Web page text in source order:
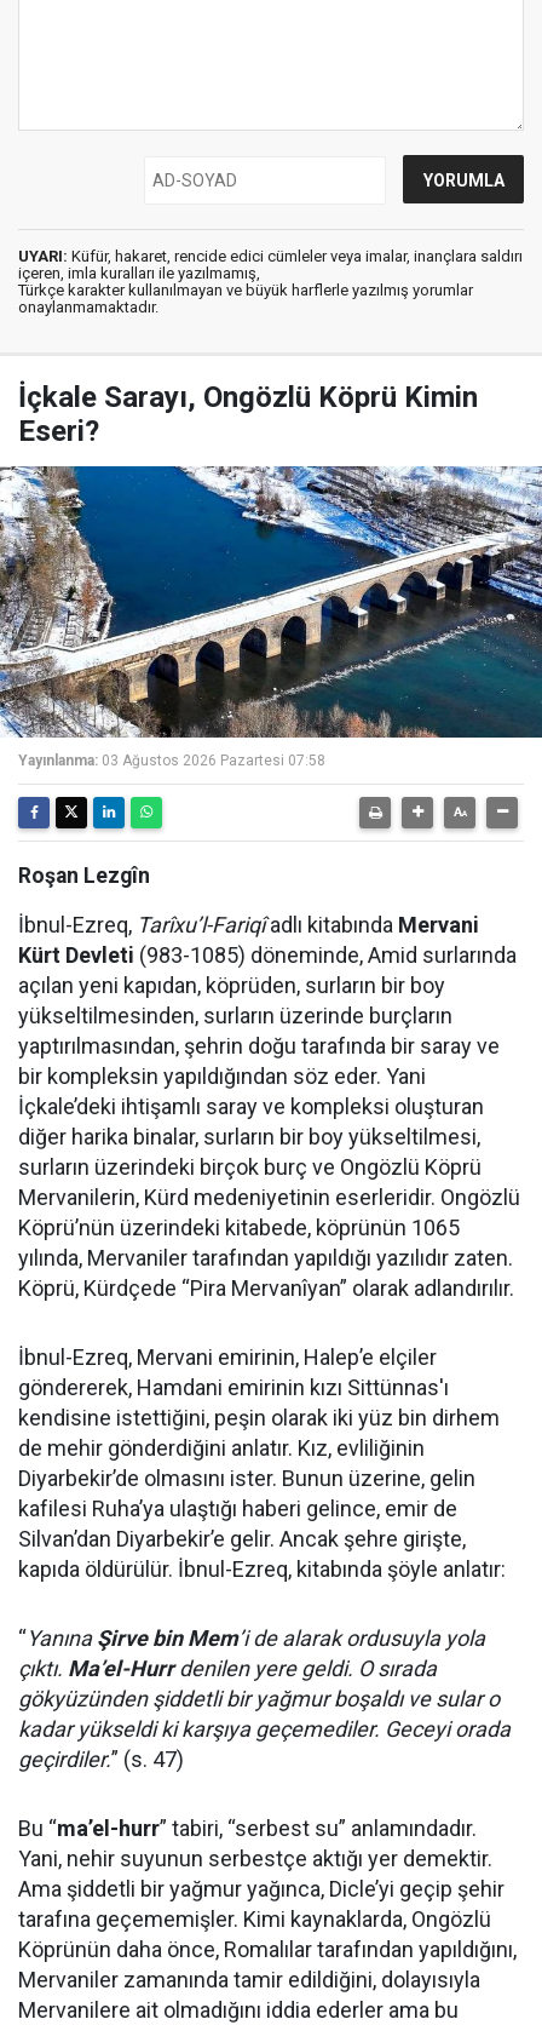
UYARI: Küfür, hakaret, rencide edici cümleler veya imalar, inançlara saldırı
içeren, imla kuralları ile yazılmamış,
Türkçe karakter kullanılmayan ve büyük harflerle yazılmış yorumlar
onaylanmamaktadır.
İçkale Sarayı, Ongözlü Köprü Kimin
Eseri?
Yayınlanma: 03 Ağustos 2026 Pazartesi 07:58
Roşan Lezgîn
İbnul-Ezreq, Tarîxu’l-Fariqîadlı kitabında Mervani
Kürt Devleti (983-1085) döneminde, Amid surlarında
açılan yeni kapıdan, köprüden, surların bir boy
yükseltilmesinden, surların üzerinde burçların
yaptırılmasından, şehrin doğu tarafında bir saray ve
bir kompleksin yapıldığından söz eder. Yani
İçkale’deki ihtişamlı saray ve kompleksi oluşturan
diğer harika binalar, surların bir boy yükseltilmesi,
surların üzerindeki birçok burç ve Ongözlü Köprü
Mervanilerin, Kürd medeniyetinin eserleridir. Ongözlü
Köprü’nün üzerindeki kitabede, köprünün 1065
yılında, Mervaniler tarafından yapıldığı yazılıdır zaten.
Köprü, Kürdçede “Pira Mervanîyan” olarak adlandırılır.
İbnul-Ezreq, Mervani emirinin, Halep’e elçiler
göndererek, Hamdani emirinin kızı Sittünnas'ı
kendisine istettiğini, peşin olarak iki yüz bin dirhem
de mehir gönderdiğini anlatır. Kız, evliliğinin
Diyarbekir’de olmasını ister. Bunun üzerine, gelin
kafilesi Ruha’ya ulaştığı haberi gelince, emir de
Silvan’dan Diyarbekir’e gelir. Ancak şehre girişte,
kapıda öldürülür. İbnul-Ezreq, kitabında şöyle anlatır:
“YanınaŞirve bin Mem’i de alarak ordusuyla yola
çıktı. Ma’el-Hurrdenilen yere geldi. O sırada
gökyüzünden şiddetli bir yağmur boşaldı ve sular o
kadar yükseldi ki karşıya geçemediler. Geceyi orada
geçirdiler.” (s. 47)
Bu “ma’el-hurr” tabiri, “serbest su” anlamındadır.
Yani, nehir suyunun serbestçe aktığı yer demektir.
Ama şiddetli bir yağmur yağınca, Dicle’yi geçip şehir
tarafına geçememişler. Kimi kaynaklarda, Ongözlü
Köprünün daha önce, Romalılar tarafından yapıldığını,
Mervaniler zamanında tamir edildiğini, dolayısıyla
Mervanilere ait olmadığını iddia ederler ama bu